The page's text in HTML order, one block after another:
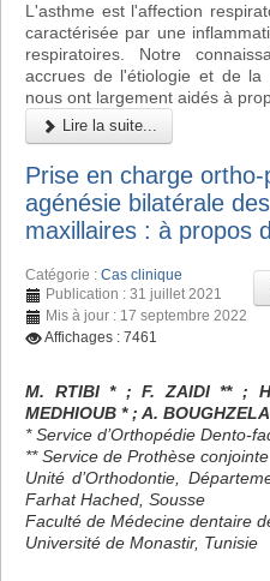
L'asthme est l'affection
caractérisée par une
respiratoires. Notre
accrues de l'étiologie et de la
nous ont largement aidés à
Lire la suite...
Prise en charge ortho-
agénésie bilatérale
maxillaires : à propos
Catégorie : Cas clinique
Publication : 31 juillet 2021
Mis à jour : 17 septembre 2022
Affichages : 7461
M. RTIBI * ; F. ZAIDI ** ;
MEDHIOUB * ; A.
* Service d’Orthopédie Dento-
** Service de Prothèse conjointe
Unité d’Orthodontie,
Farhat Hached, Sousse
Faculté de Médecine dentaire
Université de Monastir, Tunisie